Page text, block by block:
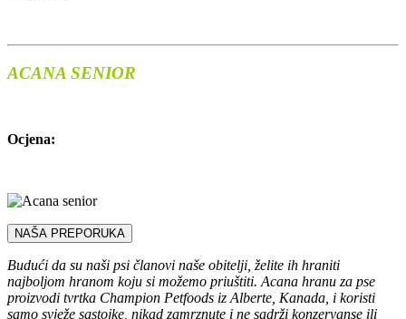
ACANA SENIOR
Ocjena:
NAŠA PREPORUKA
Budući da su naši psi članovi naše obitelji, želite ih hraniti
najboljom hranom koju si možemo priuštiti. Acana hranu za pse
proizvodi tvrtka Champion Petfoods iz Alberte, Kanada, i koristi
samo svježe sastojke, nikad zamrznute i ne sadrži konzervanse ili